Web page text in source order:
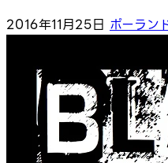
2016年11月25日 ポーラン